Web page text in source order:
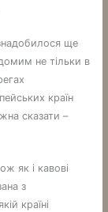
ще
не тільки в
країн
сказати –
як і кавові
з
країні